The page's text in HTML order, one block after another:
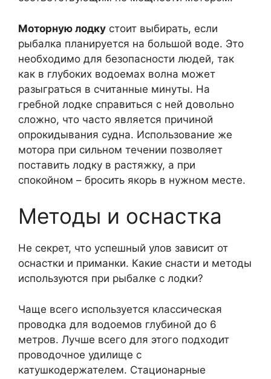
Моторную лодку стоит выбирать, если
рыбалка планируется на большой воде. Это
необходимо для безопасности людей, так
как в глубоких водоемах волна может
разыграться в считанные минуты. На
гребной лодке справиться с ней довольно
сложно, что часто является причиной
опрокидывания судна. Использование же
мотора при сильном течении позволяет
поставить лодку в растяжку, а при
спокойном – бросить якорь в нужном месте.
Методы и оснастка
Не секрет, что успешный улов зависит от
оснастки и приманки. Какие снасти и методы
используются при рыбалке с лодки?
Чаще всего используется классическая
проводка для водоемов глубиной до 6
метров. Лучше всего для этого подходит
проводочное удилище с
катушкодержателем. Стационарные